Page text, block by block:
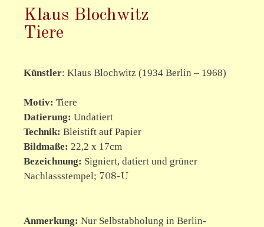
Klaus Blochwitz
Tiere
Künstler: Klaus Blochwitz (1934 Berlin – 1968)
Motiv: Tiere
Datierung: Undatiert
Technik: Bleistift auf Papier
Bildmaße: 22,2 x 17cm
Bezeichnung: Signiert, datiert und grüner
Nachlassstempel; 708-U
Anmerkung: Nur Selbstabholung in Berlin-